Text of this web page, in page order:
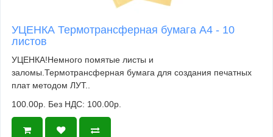
УЦЕНКА Термотрансферная бумага А4 - 10
листов
УЦЕНКА!Немного помятые листы и
заломы.Термотрансферная бумага для создания печатных
плат методом ЛУТ..
100.00р. Без НДС: 100.00р.